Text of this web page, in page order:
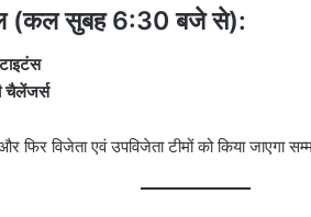
(कल सुबह 6:30 बजे से):
चैलेंजर्स
फिर विजेता एवं उपविजेता टीमों को किया जाएगा